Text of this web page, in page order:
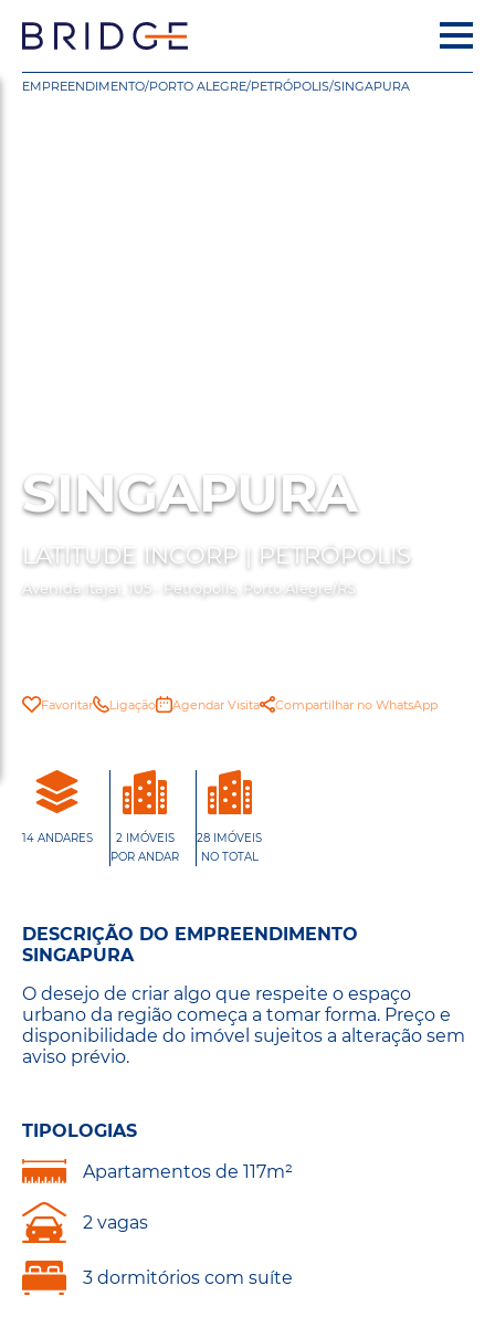
EMPREENDIMENTO/PORTO ALEGRE/PETRÓPOLIS/SINGAPURA
SINGAPURA
LATITUDE INCORP | PETRÓPOLIS
Avenida Itajaí, 105 - Petrópolis, Porto Alegre/RS
Favoritar Ligação Agendar Visita Compartilhar no WhatsApp
14 ANDARES
2 IMÓVEIS
POR ANDAR
28 IMÓVEIS
NO TOTAL
DESCRIÇÃO DO EMPREENDIMENTO
SINGAPURA
O desejo de criar algo que respeite o espaço
urbano da região começa a tomar forma. Preço e
disponibilidade do imóvel sujeitos a alteração sem
aviso prévio.
TIPOLOGIAS
Apartamentos de 117m²
2 vagas
3 dormitórios com suíte